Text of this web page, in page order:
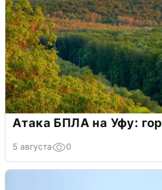
Атака БПЛА на Уфу:
5 августа 0